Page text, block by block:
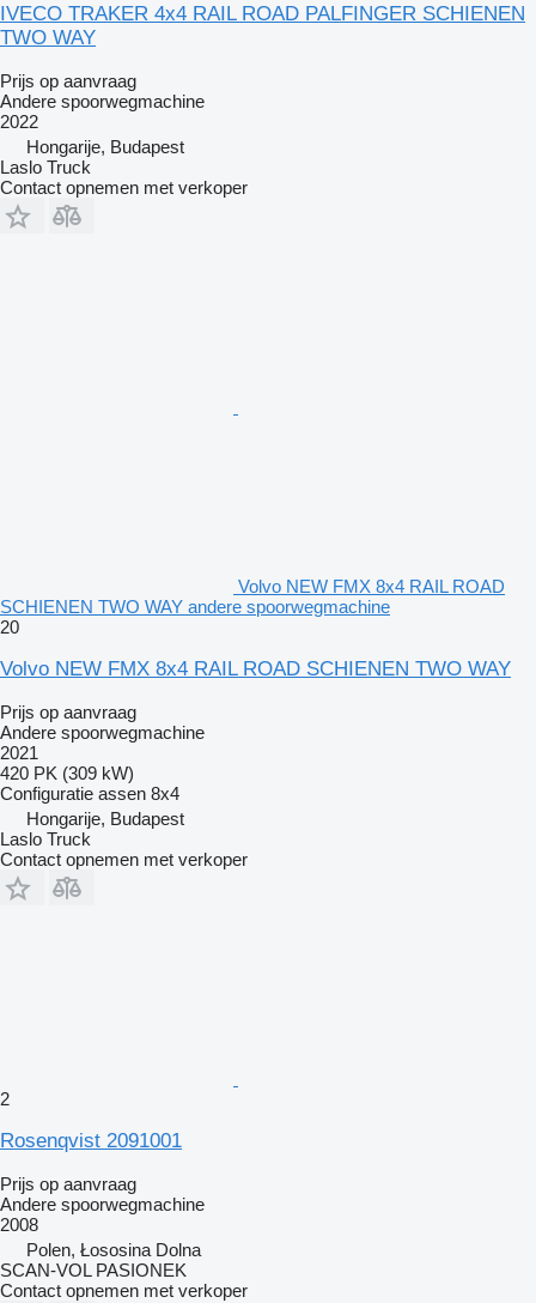
IVECO TRAKER 4x4 RAIL ROAD PALFINGER SCHIENEN
TWO WAY
Prijs op aanvraag
Andere spoorwegmachine
2022
Hongarije, Budapest
Laslo Truck
Contact opnemen met verkoper
Volvo NEW FMX 8x4 RAIL ROAD
SCHIENEN TWO WAY andere spoorwegmachine
20
Volvo NEW FMX 8x4 RAIL ROAD SCHIENEN TWO WAY
Prijs op aanvraag
Andere spoorwegmachine
2021
420 PK (309 kW)
Configuratie assen 8x4
Hongarije, Budapest
Laslo Truck
Contact opnemen met verkoper
2
Rosenqvist 2091001
Prijs op aanvraag
Andere spoorwegmachine
2008
Polen, Łososina Dolna
SCAN-VOL PASIONEK
Contact opnemen met verkoper